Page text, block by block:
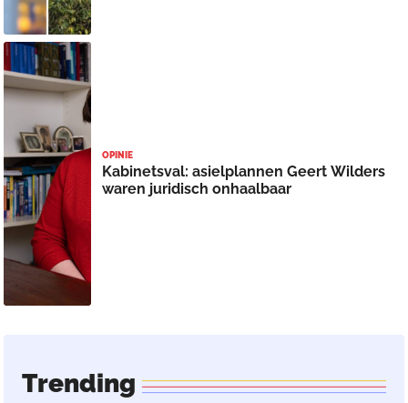
OPINIE
Kabinetsval: asielplannen Geert Wilders
waren juridisch onhaalbaar
Trending